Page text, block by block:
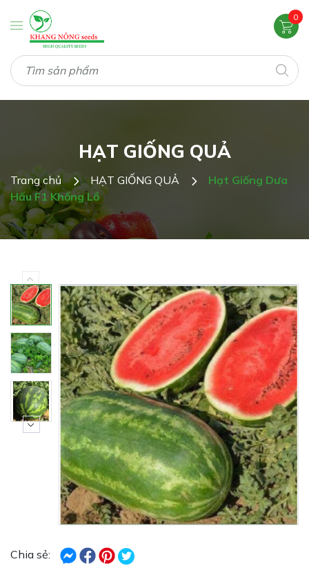
0
HẠT GIỐNG QUẢ
Trang chủ HẠT GIỐNG QUẢ
Hạt Giống Dưa
Hấu F1 Khổng Lồ
Chia sẻ: